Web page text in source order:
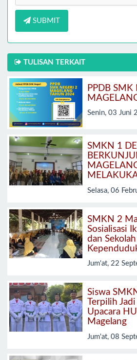
SUBMIT
TULISAN TERKAIT
PPDB SMK
Senin, 03 Juni
SMKN 1
Selasa, 06
SMKN 2
Sosialisasi
dan
Jum'at, 22
Siswa
Terpilih
Upacara
Magelang
Jum'at, 08